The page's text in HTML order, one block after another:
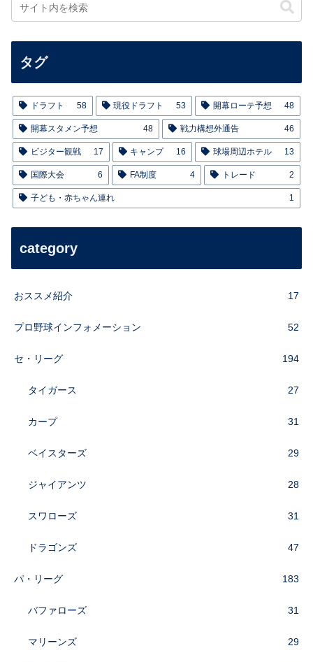
タグ
ドラフト 58 現役ドラフト 53 開幕ローテ予想 48
開幕スタメン予想 48 戦力構想外通告 46
ビジター観戦 17 キャンプ 16 球場周辺ホテル 13
国際大会 6 FA制度 4 トレード 2
子ども・赤ちゃん連れ 1
category
おススメ紹介 17
プロ野球インフォメーション 52
セ・リーグ 194
タイガース 27
カープ 31
ベイスターズ 29
ジャイアンツ 28
スワローズ 31
ドラゴンズ 47
パ・リーグ 183
バファローズ 31
マリーンズ 29